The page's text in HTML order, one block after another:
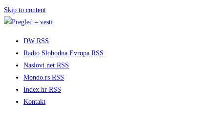
Skip to content
DW RSS
Radio Slobodna Evropa RSS
Naslovi.net RSS
Mondo.rs RSS
Index.hr RSS
Kontakt